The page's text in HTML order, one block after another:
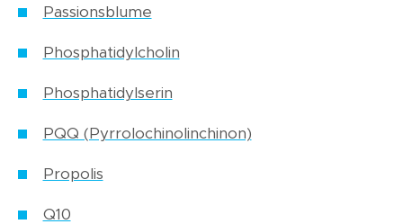
Passionsblume
Phosphatidylcholin
Phosphatidylserin
PQQ (Pyrrolochinolinchinon)
Propolis
Q10